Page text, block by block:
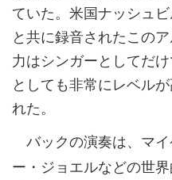
ていた。米国ナッシュ
と共に録音されたこの
力はシンガーとしてだ
としても非常にレベル
れた。
バックの演奏は、マ
ー・ジョエルなどの世